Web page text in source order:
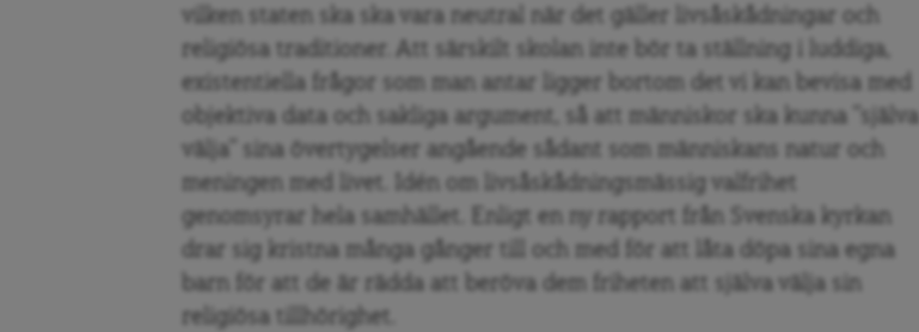
vilken staten ska ska vara neutral när det gäller livsåskådningar och
religiösa traditioner. Att särskilt skolan inte bör ta ställning i luddiga,
existentiella frågor som man antar ligger bortom det vi kan bevisa med
objektiva data och sakliga argument, så att människor ska kunna ”själva
välja” sina övertygelser angående sådant som människans natur och
meningen med livet. Idén om livsåskådningsmässig valfrihet
genomsyrar hela samhället. Enligt en ny rapport från Svenska kyrkan
drar sig kristna många gånger till och med för att låta döpa sina egna
barn för att de är rädda att beröva dem friheten att själva välja sin
religiösa tillhörighet.